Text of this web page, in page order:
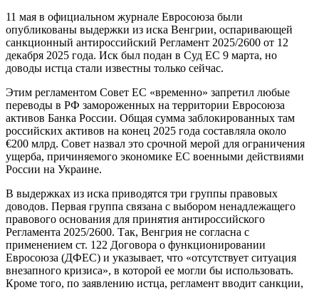
11 мая в официальном журнале Евросоюза были
опубликованы выдержки из иска Венгрии, оспаривающей
санкционный антироссийский Регламент 2025/2600 от 12
декабря 2025 года. Иск был подан в Суд ЕС 9 марта, но
доводы истца стали известны только сейчас.
Этим регламентом Совет ЕС «временно» запретил любые
переводы в РФ замороженных на территории Евросоюза
активов Банка России. Общая сумма заблокированных там
российских активов на конец 2025 года составляла около
€200 млрд. Совет назвал это срочной мерой для ограничения
ущерба, причиняемого экономике ЕС военными действиями
России на Украине.
В выдержках из иска приводятся три группы правовых
доводов. Первая группа связана с выбором ненадлежащего
правового основания для принятия антироссийского
Регламента 2025/2600. Так, Венгрия не согласна с
применением ст. 122 Договора о функционировании
Евросоюза (ДФЕС) и указывает, что «отсутствует ситуация
внезапного кризиса», в которой ее могли бы использовать.
Кроме того, по заявлению истца, регламент вводит санкции,